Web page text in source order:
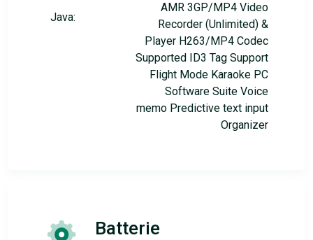
Java:
AMR 3GP/MP4 Video
Recorder (Unlimited) &
Player H263/MP4 Codec
Supported ID3 Tag Support
Flight Mode Karaoke PC
Software Suite Voice
memo Predictive text input
Organizer
Batterie